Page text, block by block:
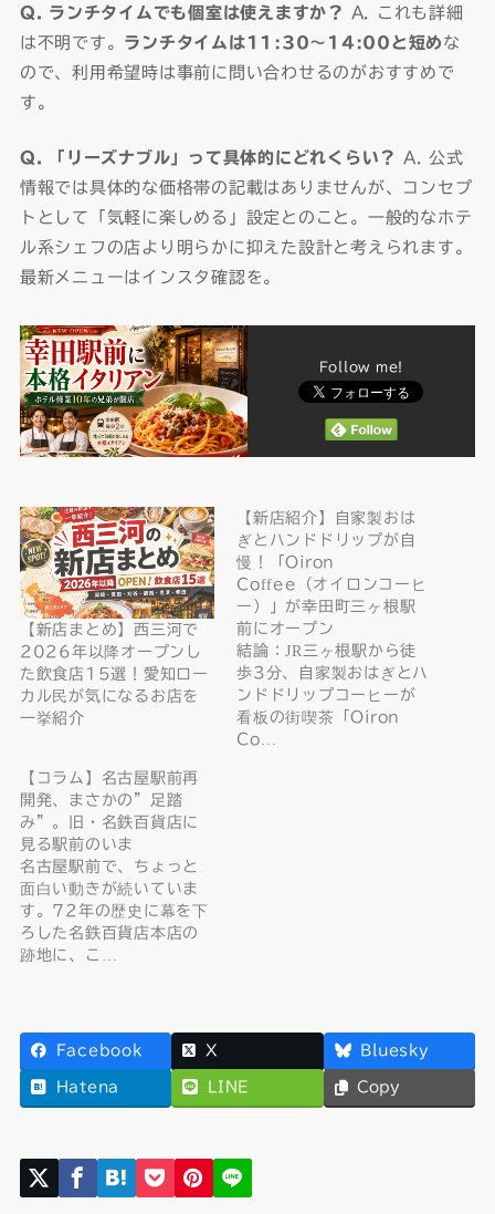
Q. ランチタイムでも個室は使えますか？
A. これも詳細
は不明です。 ランチタイムは11:30〜14:00と短め な
ので、利用希望時は事前に問い合わせるのがおすすめで
す。
Q. 「リーズナブル」って具体的にどれくらい？
A. 公式
情報では具体的な価格帯の記載はありませんが、コンセプ
トとして「気軽に楽しめる」設定とのこと。一般的なホテ
ル系シェフの店より明らかに抑えた設計と考えられます。
最新メニューはインスタ確認を。
Follow me!
【新店まとめ】西三河で
2026年以降オープンし
た飲食店15選！愛知ロー
カル民が気になるお店を
一挙紹介
【新店紹介】自家製おは
ぎとハンドドリップが自
慢！「Oiron
Coffee（オイロンコーヒ
ー）」が幸田町三ヶ根駅
前にオープン
結論：JR三ヶ根駅から徒
歩3分、自家製おはぎとハ
ンドドリップコーヒーが
看板の街喫茶「Oiron
Co…
【コラム】名古屋駅前再
開発、まさかの”足踏
み”。旧・名鉄百貨店に
見る駅前のいま
名古屋駅前で、ちょっと
面白い動きが続いていま
す。72年の歴史に幕を下
ろした名鉄百貨店本店の
跡地に、こ…
Facebook X Bluesky
Hatena LINE Copy